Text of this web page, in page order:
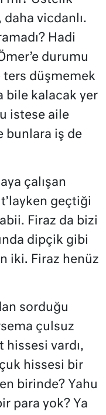
vicdanlı.
Hadi
durumu
ters düşmemek
bile kalacak yer
istese aile
bunlara iş de
çalışan
geçtiği
Firaz da bizi
dipçik gibi
iki. Firaz henüz
sorduğu
çulsuz
vardı,
hissesi bir
birinde? Yahu
para yok? Ya